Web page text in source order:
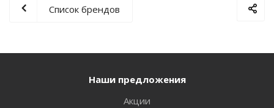
Список брендов
Наши предложения
Акции